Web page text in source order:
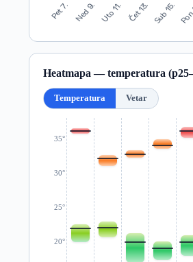
Heatmapa — temperatura
Temperatura Vetar
20°
25°
30°
35°